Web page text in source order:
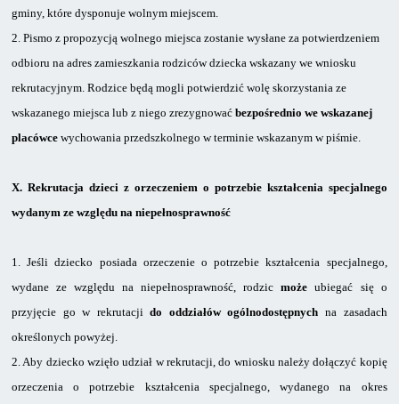
gminy, które dysponuje wolnym miejscem.
2. Pismo z propozycją wolnego miejsca zostanie wysłane za potwierdzeniem
odbioru na adres zamieszkania rodziców dziecka wskazany we wniosku
rekrutacyjnym. Rodzice będą mogli potwierdzić wolę skorzystania ze
wskazanego miejsca lub z niego zrezygnować bezpośrednio we wskazanej
placówce wychowania przedszkolnego w terminie wskazanym w piśmie.
X. Rekrutacja dzieci z orzeczeniem o potrzebie kształcenia specjalnego
wydanym ze względu na niepełnosprawność
1.Jeśli dziecko posiada orzeczenie o potrzebie kształcenia specjalnego,
wydane ze względu na niepełnosprawność, rodzicmoże ubiegać się o
przyjęcie go w rekrutacjido oddziałów ogólnodostępnych na zasadach
określonych powyżej.
2.Aby dziecko wzięło udział w rekrutacji, do wniosku należy dołączyć kopię
orzeczenia o potrzebie kształcenia specjalnego, wydanego na okres